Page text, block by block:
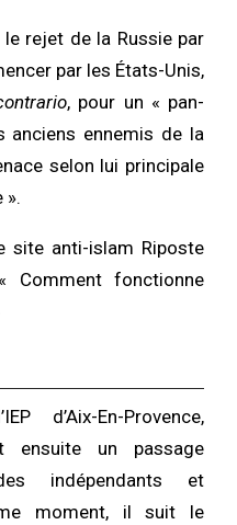
rejet de la Russie par
par les États-Unis,
, pour un « pan-
anciens ennemis de la
selon lui principale
site anti-islam Riposte
Comment fonctionne
d’Aix-En-Provence,
ensuite un passage
indépendants et
moment, il suit le